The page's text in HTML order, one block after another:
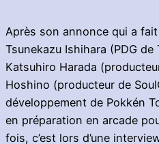
Après son annonce qui a fait
Tsunekazu Ishihara (PDG
Katsuhiro Harada
Hoshino (producteur de
développement de Pokkén
en préparation en arcade
fois, c’est lors d’une